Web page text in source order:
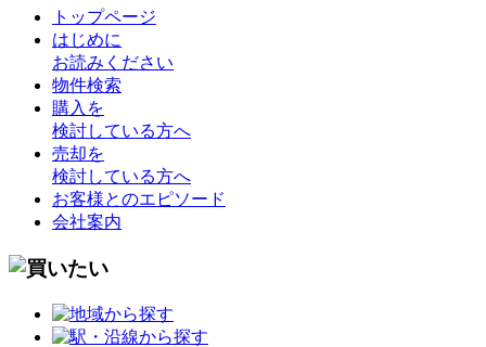
トップページ
はじめに
お読みください
物件検索
購入を
検討している方へ
売却を
検討している方へ
お客様とのエピソード
会社案内